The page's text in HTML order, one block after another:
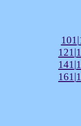
101 |
121 |
141 |
161 |